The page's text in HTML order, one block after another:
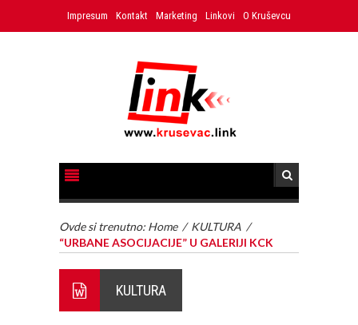
Impresum Kontakt Marketing Linkovi O Kruševcu
Ovde si trenutno: Home / KULTURA /
“URBANE ASOCIJACIJE” U GALERIJI KCK
KULTURA